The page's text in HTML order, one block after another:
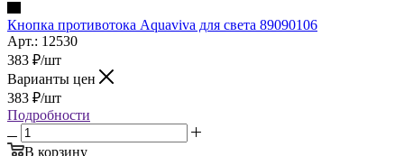
Кнопка противотока Aquaviva для света 89090106
Арт.: 12530
383 ₽/шт
Варианты цен
383 ₽/шт
Подробности
В корзину